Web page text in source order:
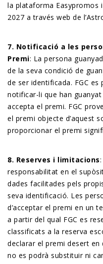
la plataforma Easypromos
2027 a través web de
7. Notificació a les
Premi: La persona
de la seva condició de
de ser identificada. FGC
notificar-li que han
accepta el premi. FGC
el premi objecte d’aquest
proporcionar el premi
8. Reserves i limitacions
responsabilitat en el
dades facilitades pels
seva identificació. Les
d’acceptar el premi en un
a partir del qual FGC es
classificats a la reserva
declarar el premi desert en
no es podrà substituir ni